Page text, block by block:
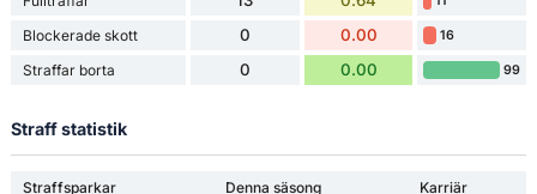
Blockerade skott 0 0.00 16
Straffar borta 0 0.00 99
Straff statistik
Straffsparkar Denna säsong
Karriär